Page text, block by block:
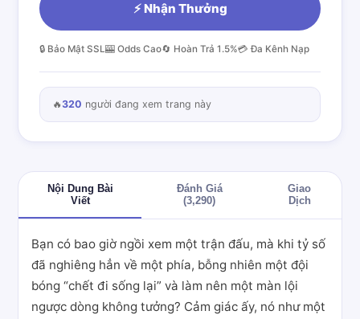
⚡ Nhận Thưởng
🔒 Bảo Mật SSL🎰 Odds Cao🔄 Hoàn Trả 1.5%💳 Đa Kênh Nạp
🔥320 người đang xem trang này
Nội Dung Bài
Viết
Đánh Giá
(3,290)
Giao
Dịch
Bạn có bao giờ ngồi xem một trận đấu, mà khi tỷ số
đã nghiêng hẳn về một phía, bỗng nhiên một đội
bóng “chết đi sống lại” và làm nên một màn lội
ngược dòng không tưởng? Cảm giác ấy, nó như một